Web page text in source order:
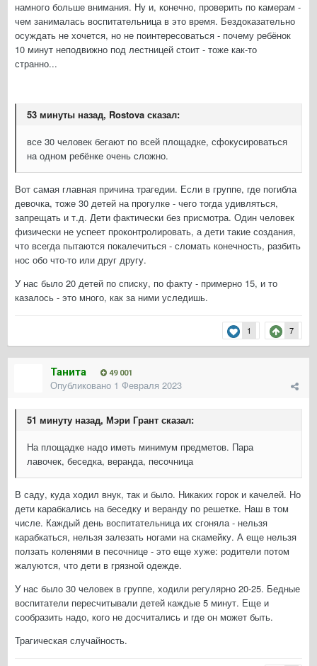
намного больше внимания. Ну и, конечно, проверить по камерам -
чем занималась воспитательница в это время. Бездоказательно
осуждать не хочется, но не поинтересоваться - почему ребёнок
10 минут неподвижно под лестницей стоит - тоже как-то
странно...
53 минуты назад, Rostova сказал:
все 30 человек бегают по всей площадке, сфокусироваться
на одном ребёнке очень сложно.
Вот самая главная причина трагедии. Если в группе, где погибла
девочка, тоже 30 детей на прогулке - чего тогда удивляться,
запрещать и т.д. Дети фактически без присмотра. Один человек
физически не успеет проконтролировать, а дети такие создания,
что всегда пытаются покалечиться - сломать конечность, разбить
нос обо что-то или друг другу.
У нас было 20 детей по списку, по факту - примерно 15, и то
казалось - это много, как за ними уследишь.
1 7
Танита 49 001
Опубликовано 1 Февраля 2023
51 минуту назад, Мэри Грант сказал:
На площадке надо иметь минимум предметов. Пара
лавочек, беседка, веранда, песочница
В саду, куда ходил внук, так и было. Никаких горок и качелей. Но
дети карабкались на беседку и веранду по решетке. Наш в том
числе. Каждый день воспитательница их сгоняла - нельзя
карабкаться, нельзя залезать ногами на скамейку. А еще нельзя
ползать коленями в песочнице - это еще хуже: родители потом
жалуются, что дети в грязной одежде.
У нас было 30 человек в группе, ходили регулярно 20-25. Бедные
воспитатели пересчитывали детей каждые 5 минут. Еще и
сообразить надо, кого не досчитались и где он может быть.
Трагическая случайность.